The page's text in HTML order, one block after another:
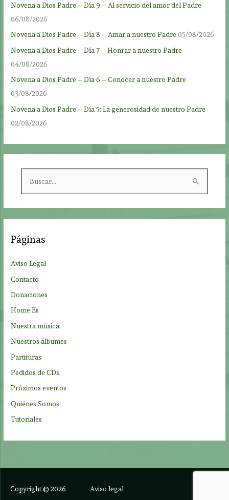
Novena a Dios Padre – Día 9 – Al servicio del amor del Padre
06/08/2026
Novena a Dios Padre – Día 8 – Amar a nuestro Padre 05/08/2026
Novena a Dios Padre – Día 7 – Honrar a nuestro Padre
04/08/2026
Novena a Dios Padre – Día 6 – Conocer a nuestro Padre
03/08/2026
Novena a Dios Padre – Día 5: La generosidad de nuestro Padre
02/08/2026
r
:
Páginas
Aviso Legal
Contacto
Donaciones
Home Es
Nuestra música
Nuestros álbumes
Partituras
Pedidos de CDs
Próximos eventos
Quiénes Somos
Tutoriales
Copyright © 2026 Aviso legal